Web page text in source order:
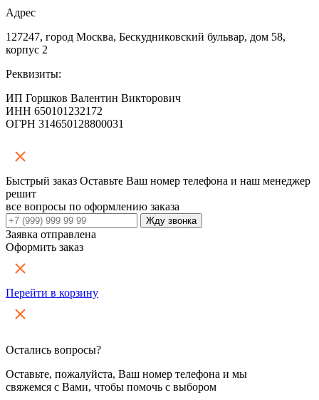
Адрес
127247, город Москва, Бескудниковский бульвар, дом 58,
корпус 2
Реквизиты:
ИП Горшков Валентин Викторович
ИНН 650101232172
ОГРН 314650128800031
Быстрый заказ Оставьте Ваш номер телефона и наш менеджер
решит
все вопросы по оформлению заказа
Заявка отправлена
Оформить заказ
Перейти в корзину
Остались вопросы?
Оставьте, пожалуйста, Ваш номер телефона и мы
свяжемся с Вами, чтобы помочь с выбором